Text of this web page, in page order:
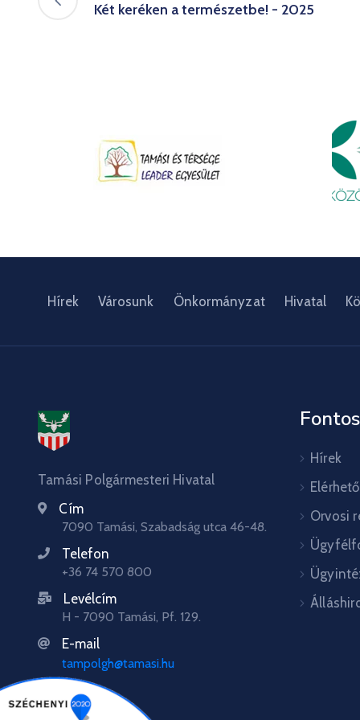
Két keréken a természetbe! - 2025
Hírek Városunk Önkormányzat Hivatal
Tamási Polgármesteri Hivatal
Cím
7090 Tamási, Szabadság utca 46-48.
Telefon
+36 74 570 800
Levélcím
H - 7090 Tamási, Pf. 129.
E-mail
tampolgh@tamasi.hu
Fontos
Hírek
Orvosi